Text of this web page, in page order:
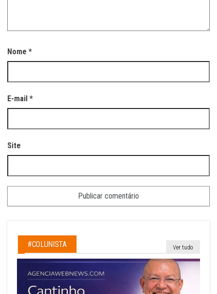
Nome *
E-mail *
Site
#COLUNISTA Ver tudo